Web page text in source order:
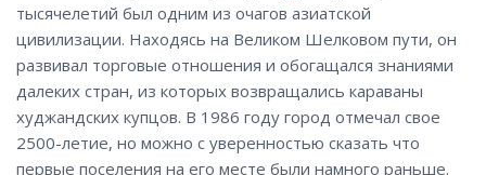
тысячелетий был одним из очагов азиатской
цивилизации. Находясь на Великом Шелковом пути, он
развивал торговые отношения и обогащался знаниями
далеких стран, из которых возвращались караваны
худжандских купцов. В 1986 году город отмечал свое
2500-летие, но можно с уверенностью сказать что
первые поселения на его месте были намного раньше.